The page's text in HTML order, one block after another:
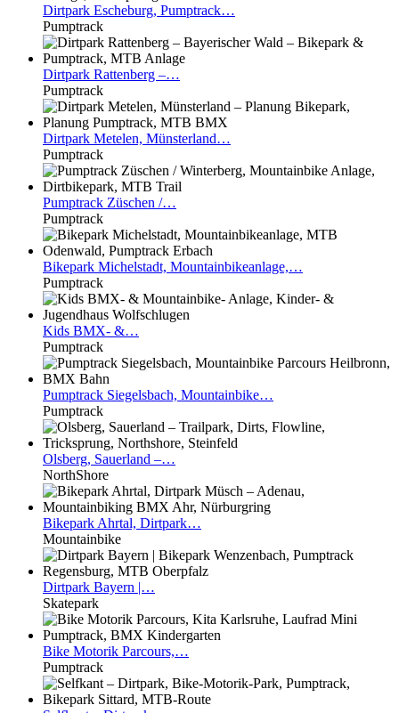
Dirtpark Escheburg, Pumptrack…
Pumptrack
Dirtpark Rattenberg –…
Pumptrack
Dirtpark Metelen, Münsterland…
Pumptrack
Pumptrack Züschen /…
Pumptrack
Bikepark Michelstadt, Mountainbikeanlage,…
Pumptrack
Kids BMX- &…
Pumptrack
Pumptrack Siegelsbach, Mountainbike…
Pumptrack
Olsberg, Sauerland –…
NorthShore
BikeparkAhrtal, Dirtpark…
Mountainbike
Dirtpark Bayern |…
Skatepark
Bike Motorik Parcours,…
Pumptrack